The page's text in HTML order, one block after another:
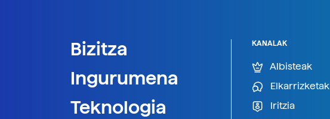
Bizitza
Ingurumena
Teknologia
KANALAK
Albisteak
Elkarrizketak
Iritzia